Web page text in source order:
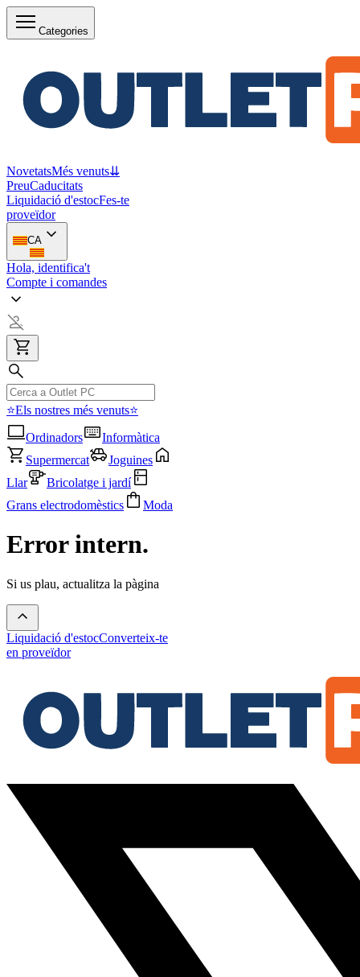
Categories
NovetatsMés venuts⇊
PreuCaducitats
Liquidació d'estocFes-te
proveïdor
CA
Hola, identifica't
Compte i comandes
⭐Els nostres més venuts⭐
Ordinadors
Informàtica
Supermercat
Joguines
Llar
Bricolatge i jardí
Grans electrodomèstics
Moda
Error intern.
Si us plau, actualitza la pàgina
Liquidació d'estocConverteix-te
en proveïdor